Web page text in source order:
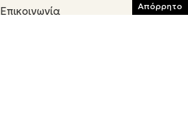
Επικοινωνία
Απόρρητο